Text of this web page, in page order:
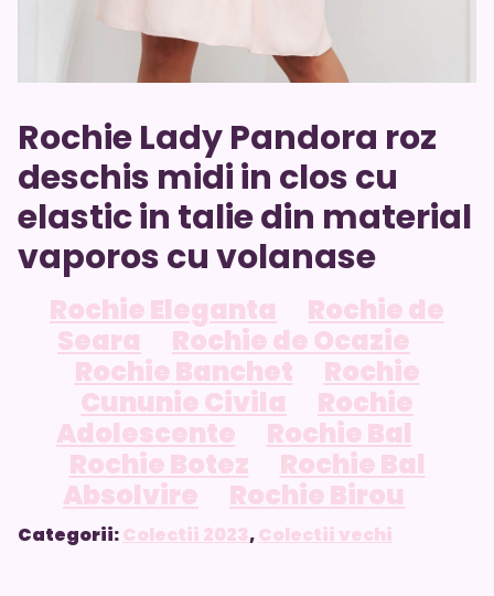
Rochie Lady Pandora roz
deschis midi in clos cu
elastic in talie din material
vaporos cu volanase
Rochie Eleganta
Rochie de
Seara
Rochie de Ocazie
Rochie Banchet
Rochie
Cununie Civila
Rochie
Adolescente
Rochie Bal
Rochie Botez
Rochie Bal
Absolvire
Rochie Birou
Categorii:Colectii 2023,Colectii vechi